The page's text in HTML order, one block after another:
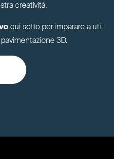
creatività.
qui sotto per imparare a uti­
3D.